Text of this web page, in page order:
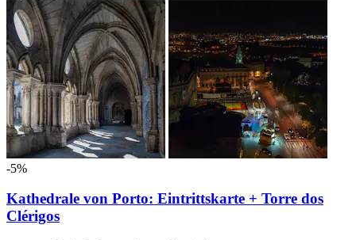
-5%
Kathedrale von Porto: Eintrittskarte + Torre dos
Clérigos